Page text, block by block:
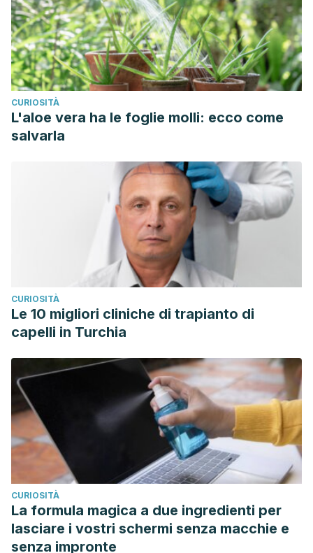
StatPearls.Disponible en:
https://www.ncbi.nlm.nih.gov/books/NBK537143/
CURIOSITÀ
L'aloe vera ha le foglie molli: ecco come
salvarla
CURIOSITÀ
Le 10 migliori cliniche di trapianto di
capelli in Turchia
CURIOSITÀ
La formula magica a due ingredienti per
lasciare i vostri schermi senza macchie e
senza impronte